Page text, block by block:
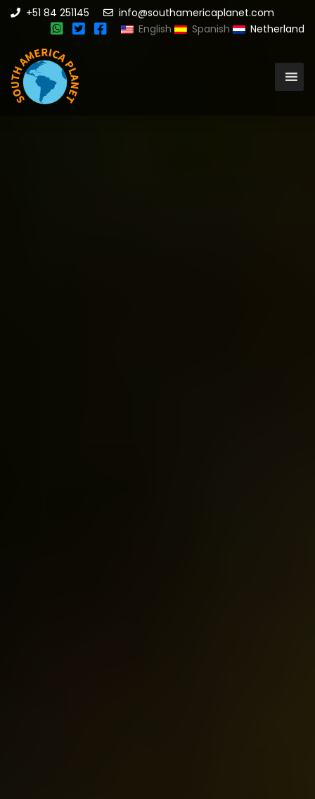
+51 84 251145
info@southamericaplanet.com
English
Spanish Netherland